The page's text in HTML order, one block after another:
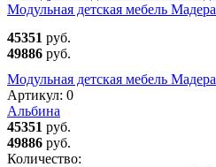
Модульная детская мебель Мадера
45351 руб.
49886 руб.
Модульная детская мебель Мадера
Артикул: 0
Альбина
45351 руб.
49886 руб.
Количество: